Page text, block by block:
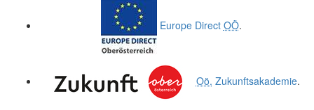
Europe Direct OÖ.
Oö. Zukunftsakademie.